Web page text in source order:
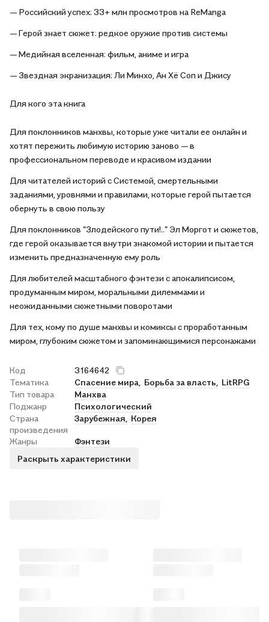
— Российский успех: 33+ млн просмотров на ReManga
— Герой знает сюжет: редкое оружие против системы
— Медийная вселенная: фильм, аниме и игра
— Звездная экранизация: Ли Минхо, Ан Хё Соп и Джису
Для кого эта книга
Для поклонников манхвы, которые уже читали ее онлайн и
хотят пережить любимую историю заново — в
профессиональном переводе и красивом издании
Для читателей историй с Системой, смертельными
заданиями, уровнями и правилами, которые герой пытается
обернуть в свою пользу
Для поклонников "Злодейского пути!.." Эл Моргот и сюжетов,
где герой оказывается внутри знакомой истории и пытается
изменить предназначенную ему роль
Для любителей масштабного фэнтези с апокалипсисом,
продуманным миром, моральными дилеммами и
неожиданными сюжетными поворотами
Для тех, кому по душе манхвы и комиксы с проработанным
миром, глубоким сюжетом и запоминающимися персонажами
Код
3164642
Тематика
Спасение мира, Борьба за власть,
LitRPG
Тип товара
Манхва
Поджанр
Психологический
Страна
произведения
Зарубежная, Корея
Жанры
Фэнтези
Раскрыть характеристики